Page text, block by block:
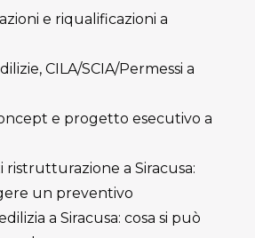
e riqualificazioni a
CILA/SCIA/Permessi a
e progetto esecutivo a
ristrutturazione a Siracusa:
un preventivo
a Siracusa: cosa si può